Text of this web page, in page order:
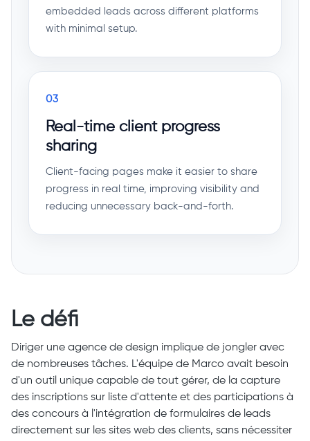
embedded leads across different platforms
with minimal setup.
03
Real-time client progress
sharing
Client-facing pages make it easier to share
progress in real time, improving visibility and
reducing unnecessary back-and-forth.
Le défi
Diriger une agence de design implique de jongler avec
de nombreuses tâches. L'équipe de Marco avait besoin
d'un outil unique capable de tout gérer, de la capture
des inscriptions sur liste d'attente et des participations à
des concours à l'intégration de formulaires de leads
directement sur les sites web des clients, sans nécessiter